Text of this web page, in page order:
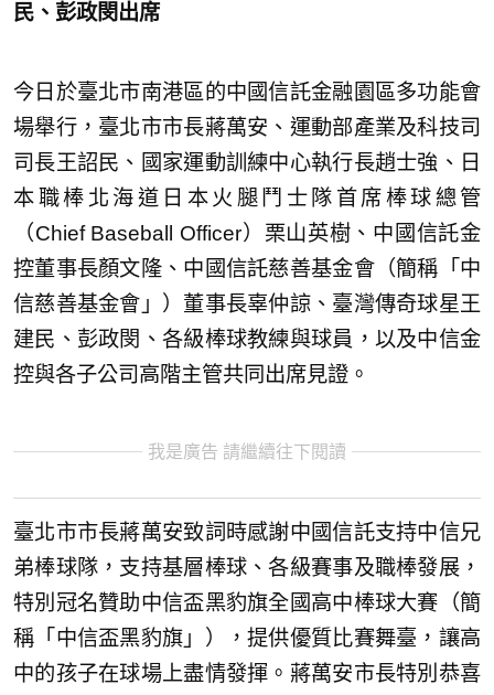
民、彭政閔出席
今日於臺北市南港區的中國信託金融園區多功能會
場舉行，臺北市市長蔣萬安、運動部產業及科技司
司長王詔民、國家運動訓練中心執行長趙士強、日
本職棒北海道日本火腿鬥士隊首席棒球總管
（Chief Baseball Officer）栗山英樹、中國信託金
控董事長顏文隆、中國信託慈善基金會（簡稱「中
信慈善基金會」）董事長辜仲諒、臺灣傳奇球星王
建民、彭政閔、各級棒球教練與球員，以及中信金
控與各子公司高階主管共同出席見證。
我是廣告 請繼續往下閱讀
臺北市市長蔣萬安致詞時感謝中國信託支持中信兄
弟棒球隊，支持基層棒球、各級賽事及職棒發展，
特別冠名贊助中信盃黑豹旗全國高中棒球大賽（簡
稱「中信盃黑豹旗」），提供優質比賽舞臺，讓高
中的孩子在球場上盡情發揮。蔣萬安市長特別恭喜